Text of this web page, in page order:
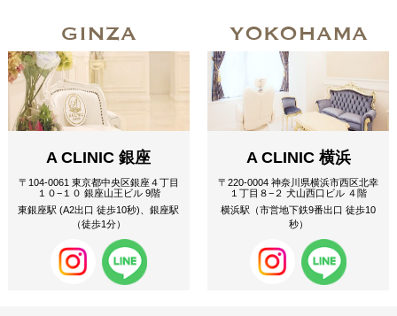
GINZA
A CLINIC 銀座
〒104-0061 東京都中央区銀座４丁目
１０−１０ 銀座山王ビル 9階
東銀座駅 (A2出口 徒歩10秒)、銀座駅
（徒歩1分）
YOKOHAMA
A CLINIC 横浜
〒220-0004 神奈川県横浜市西区北幸
１丁目８−２ 犬山西口ビル ４階
横浜駅（市営地下鉄9番出口 徒歩10
秒）